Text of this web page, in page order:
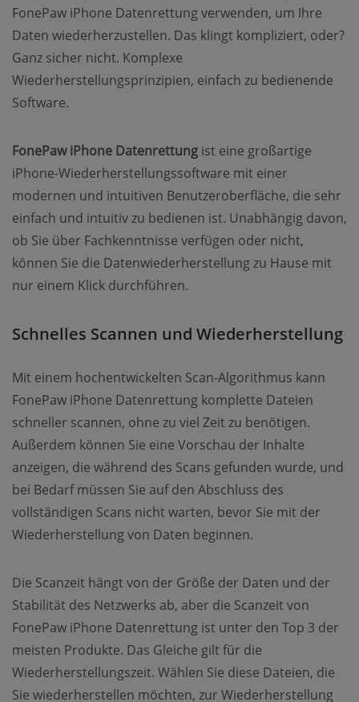
FonePaw iPhone Datenrettung verwenden, um Ihre
Daten wiederherzustellen. Das klingt kompliziert, oder?
Ganz sicher nicht. Komplexe
Wiederherstellungsprinzipien, einfach zu bedienende
Software.
FonePaw iPhone Datenrettung ist eine großartige
iPhone-Wiederherstellungssoftware mit einer
modernen und intuitiven Benutzeroberfläche, die sehr
einfach und intuitiv zu bedienen ist. Unabhängig davon,
ob Sie über Fachkenntnisse verfügen oder nicht,
können Sie die Datenwiederherstellung zu Hause mit
nur einem Klick durchführen.
Schnelles Scannen und Wiederherstellung
Mit einem hochentwickelten Scan-Algorithmus kann
FonePaw iPhone Datenrettung komplette Dateien
schneller scannen, ohne zu viel Zeit zu benötigen.
Außerdem können Sie eine Vorschau der Inhalte
anzeigen, die während des Scans gefunden wurde, und
bei Bedarf müssen Sie auf den Abschluss des
vollständigen Scans nicht warten, bevor Sie mit der
Wiederherstellung von Daten beginnen.
Die Scanzeit hängt von der Größe der Daten und der
Stabilität des Netzwerks ab, aber die Scanzeit von
FonePaw iPhone Datenrettung ist unter den Top 3 der
meisten Produkte. Das Gleiche gilt für die
Wiederherstellungszeit. Wählen Sie diese Dateien, die
Sie wiederherstellen möchten, zur Wiederherstellung